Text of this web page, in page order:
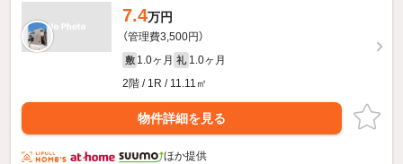
7.4万円
（管理費3,500円）
敷 1.0ヶ月 礼 1.0ヶ月
2階 / 1R / 11.11㎡
物件詳細を見る
ほか提供